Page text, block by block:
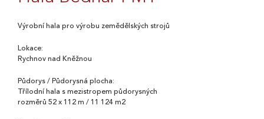
Výrobní hala pro výrobu zemědělských strojů
Lokace:
Rychnov nad Kněžnou
Půdorys / Půdorysná plocha:
Třílodní hala s mezistropem půdorysných
rozměrů 52 x 112 m / 11 124 m2